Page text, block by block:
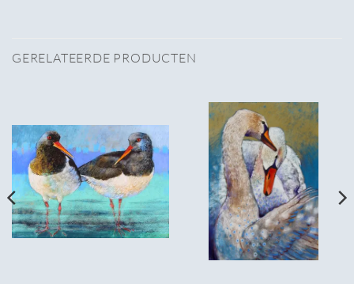
GERELATEERDE PRODUCTEN